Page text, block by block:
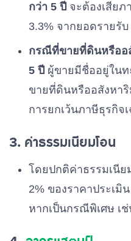
กว่า 5 ปี จะต้องเสียภ
3.3% จากยอดรายรับ
กรณีที่ขายที่ดินหรืออ
5 ปี ผู้ขายมีชื่ออยู่ในท
ขายที่ดินหรืออสังหา
การยกเว้นภาษีธุรกิจ
3. ค่าธรรมเนียมโอน
โดยปกติค่าธรรมเนี
2% ของราคาประเมิ
หากเป็นกรณีพิเศษ เ